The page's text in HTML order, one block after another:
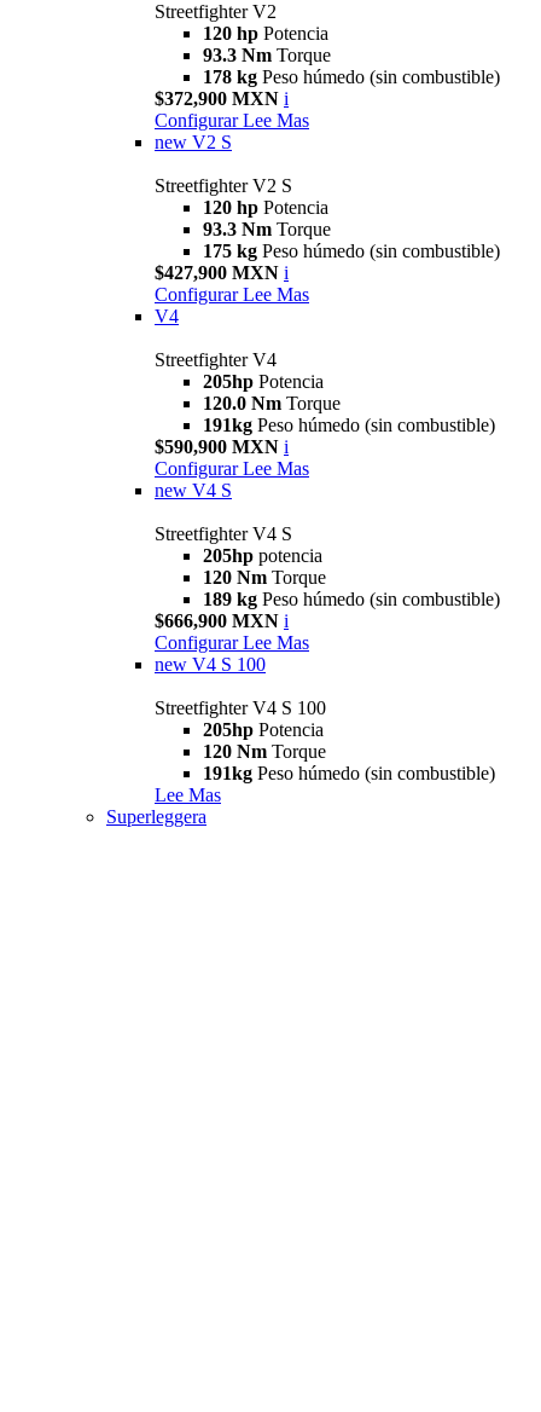
Streetfighter V2
120 hp Potencia
93.3 Nm Torque
178 kg Peso húmedo (sin combustible)
$372,900 MXN i
Configurar Lee Mas
new V2 S
Streetfighter V2 S
120 hp Potencia
93.3 Nm Torque
175 kg Peso húmedo (sin combustible)
$427,900 MXN i
Configurar Lee Mas
V4
Streetfighter V4
205hp Potencia
120.0 Nm Torque
191kg Peso húmedo (sin combustible)
$590,900 MXN i
Configurar Lee Mas
new V4 S
Streetfighter V4 S
205hp potencia
120 Nm Torque
189 kg Peso húmedo (sin combustible)
$666,900 MXN i
Configurar Lee Mas
new V4 S 100
Streetfighter V4 S 100
205hp Potencia
120 Nm Torque
191kg Peso húmedo (sin combustible)
Lee Mas
Superleggera